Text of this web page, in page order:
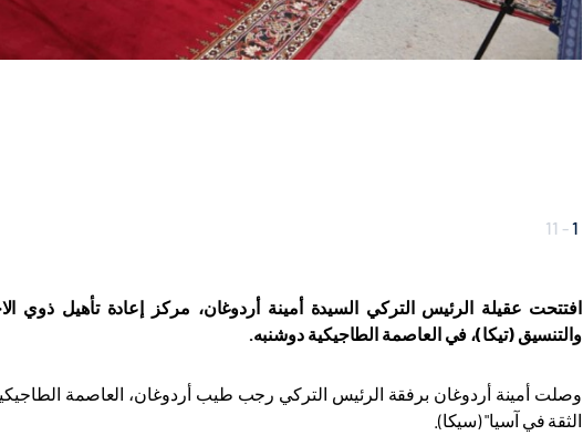
1
-
11
افتتحت عقيلة الرئيس التركي السيدة أمينة أردوغان، مركز إعادة تأهيل ذوي
والتنسيق (تيكا)، في العاصمة الطاجيكية دوشنبه.
وصلت أمينة أردوغان برفقة الرئيس التركي رجب طيب أردوغان، العاصمة
الثقة في آسيا" (سيكا).